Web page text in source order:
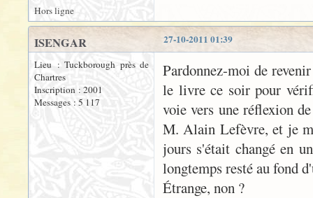
Hors ligne
27-10-2011 01:39
ISENGAR
Lieu : Tuckborough près de
Chartres
Inscription : 2001
Messages : 5 117
Pardonnez-moi de
le livre ce soir pour
voie vers une réflexion
M. Alain Lefèvre, et je
jours s'était changé en
longtemps resté au fond
Étrange, non ?